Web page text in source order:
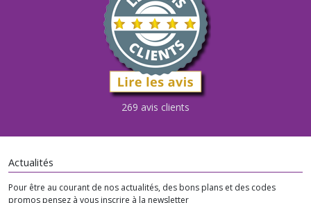
269 avis clients
Actualités
Pour être au courant de nos actualités, des bons plans et des codes
promos pensez à vous inscrire à la newsletter